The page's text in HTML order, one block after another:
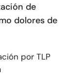
de
dolores de
por TLP